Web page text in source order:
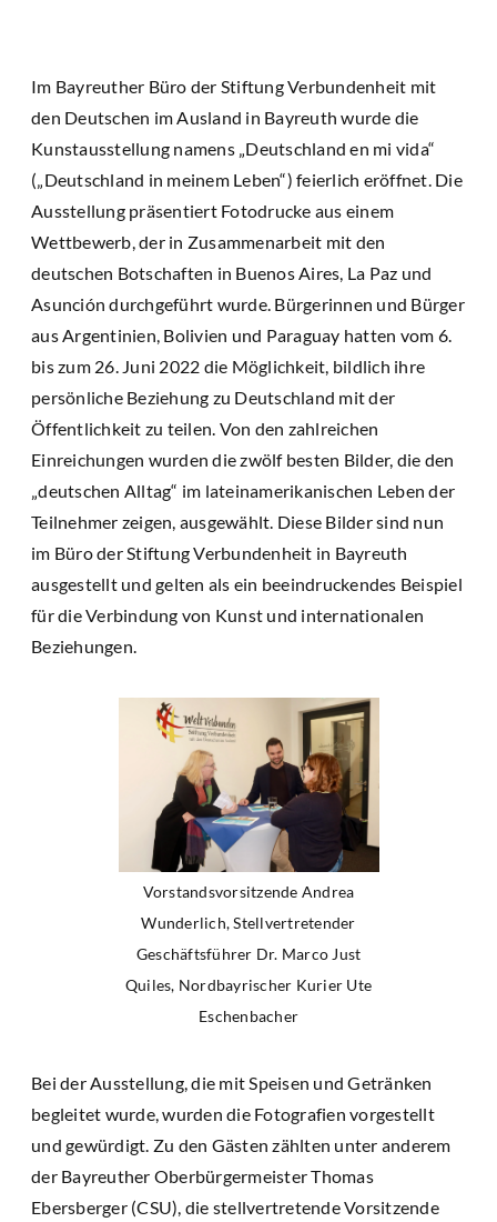
Im Bayreuther Büro der Stiftung Verbundenheit mit
den Deutschen im Ausland in Bayreuth wurde die
Kunstausstellung namens „Deutschland en mi vida“
(„Deutschland in meinem Leben“) feierlich eröffnet. Die
Ausstellung präsentiert Fotodrucke aus einem
Wettbewerb, der in Zusammenarbeit mit den
deutschen Botschaften in Buenos Aires, La Paz und
Asunción durchgeführt wurde. Bürgerinnen und Bürger
aus Argentinien, Bolivien und Paraguay hatten vom 6.
bis zum 26. Juni 2022 die Möglichkeit, bildlich ihre
persönliche Beziehung zu Deutschland mit der
Öffentlichkeit zu teilen. Von den zahlreichen
Einreichungen wurden die zwölf besten Bilder, die den
„deutschen Alltag“ im lateinamerikanischen Leben der
Teilnehmer zeigen, ausgewählt. Diese Bilder sind nun
im Büro der Stiftung Verbundenheit in Bayreuth
ausgestellt und gelten als ein beeindruckendes Beispiel
für die Verbindung von Kunst und internationalen
Beziehungen.
Vorstandsvorsitzende Andrea
Wunderlich, Stellvertretender
Geschäftsführer Dr. Marco Just
Quiles, Nordbayrischer Kurier Ute
Eschenbacher
Bei der Ausstellung, die mit Speisen und Getränken
begleitet wurde, wurden die Fotografien vorgestellt
und gewürdigt. Zu den Gästen zählten unter anderem
der Bayreuther Oberbürgermeister Thomas
Ebersberger (CSU), die stellvertretende Vorsitzende